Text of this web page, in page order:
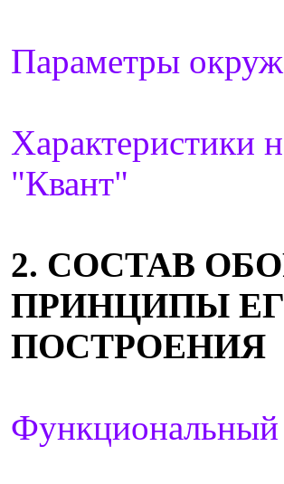
Параметры
Характеристики
"Квант"
2. СОСТАВ
ПРИНЦИПЫ
ПОСТРОЕНИЯ
Функциональный